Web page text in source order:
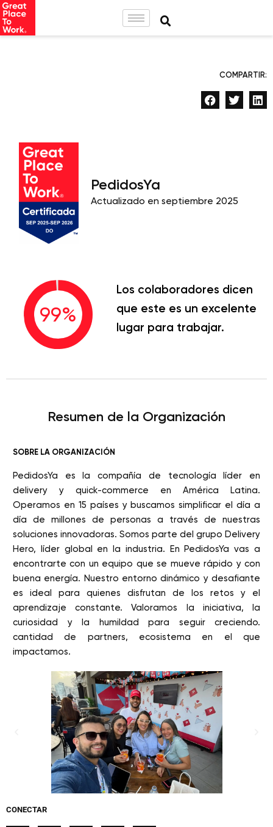
COMPARTIR:
PedidosYa
Actualizado en septiembre 2025
99%
Los colaboradores dicen
que este es un excelente
lugar para trabajar.
Resumen de la Organización
SOBRE LA ORGANIZACIÓN
PedidosYa es la compañía de tecnología líder en
delivery y quick-commerce en América Latina.
Operamos en 15 países y buscamos simplificar el día a
día de millones de personas a través de nuestras
soluciones innovadoras. Somos parte del grupo Delivery
Hero, líder global en la industria. En PedidosYa vas a
encontrarte con un equipo que se mueve rápido y con
buena energía. Nuestro entorno dinámico y desafiante
es ideal para quienes disfrutan de los retos y el
aprendizaje constante. Valoramos la iniciativa, la
curiosidad y la humildad para seguir creciendo.
cantidad de partners, ecosistema en el que
impactamos.
CONECTAR